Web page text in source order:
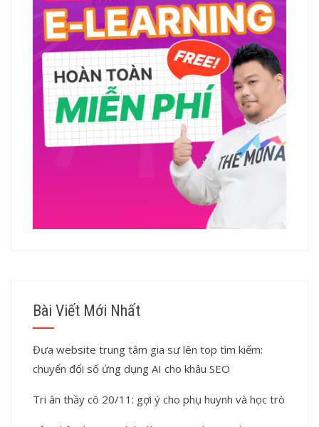
Bài Viết Mới Nhất
Đưa website trung tâm gia sư lên top tìm kiếm:
chuyển đổi số ứng dụng AI cho khâu SEO
Tri ân thầy cô 20/11: gợi ý cho phụ huynh và học trò